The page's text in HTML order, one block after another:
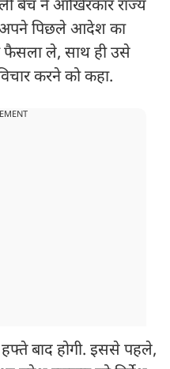
बेंच ने आखिरकार राज्य
अपने पिछले आदेश का
फैसला ले, साथ ही उसे
करने को कहा.
बाद होगी. इससे पहले,